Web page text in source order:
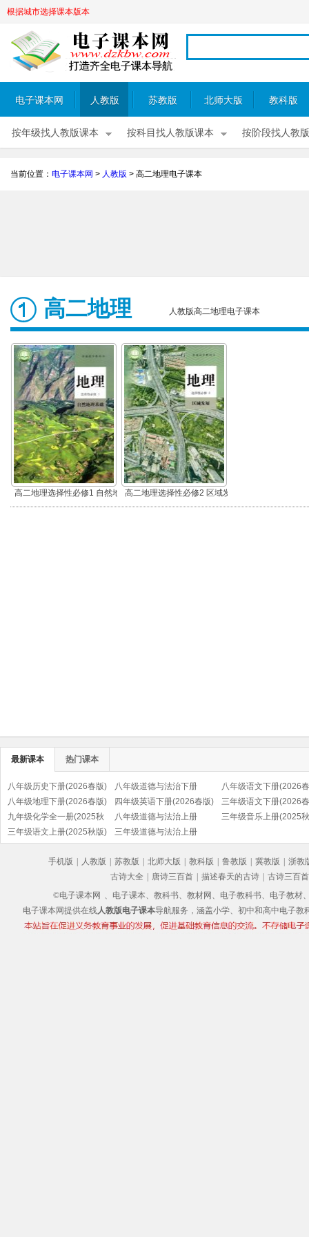
根据城市选择课本版本
电子课本网 人教版 苏教版 北师大版 教科版
按年级找人教版课本 按科目找人教版课本 按阶段找人教
当前位置： 电子课本网 > 人教版 > 高二地理电子课本
高二地理 人教版高二地理电子课本
高二地理选择性必修1 自然地
理基础
高二地理选择性必修2 区域发
展
最新课本 热门课本
八年级历史下册(2026春版)
(部编版)
八年级道德与法治下册
(2026春版)(部编版)
八年级语文下册(2026
(部编版)
八年级地理下册(2026春版)
四年级英语下册(2026春版)
(PEP)
三年级语文下册(2026
(部编版)
九年级化学全一册(2025秋
版)
八年级道德与法治上册
(2025秋版)(部编版)
三年级音乐上册(2025
三年级语文上册(2025秋版)
三年级道德与法治上册
手机版
人教版 苏教版 北师大版 教科版 鲁教版 冀教版
浙教
古诗大全
唐诗三百首 描述春天的古诗
古诗三百首
©电子课本网 、电子课本、教科书、教材网、电子教科书、电子教材
电子课本网提供在线人教版电子课本导航服务，涵盖小学、初中和高中电子